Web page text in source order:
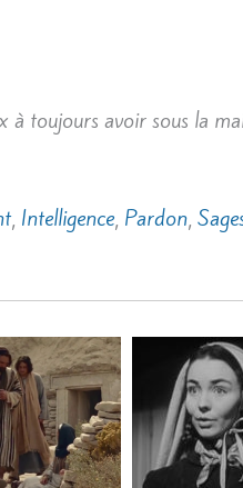
à toujours avoir sous la
, Intelligence, Pardon,